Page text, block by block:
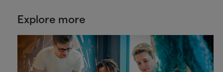
Explore more